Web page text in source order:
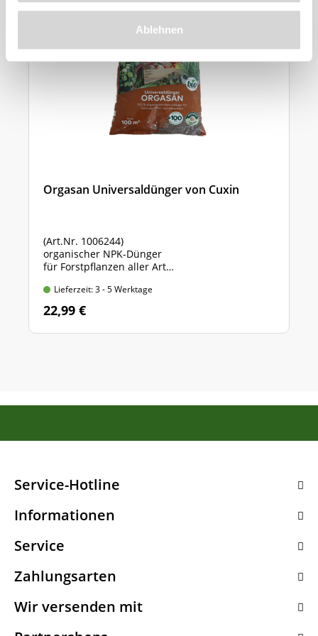
Ablehnen
Orgasan Universaldünger von Cuxin
(Art.Nr. 1006244)
organischer NPK-Dünger
für Forstpflanzen aller Art
Lieferzeit: 3 - 5 Werktage
22,99 €
Service-Hotline
Informationen
Service
Zahlungsarten
Wir versenden mit